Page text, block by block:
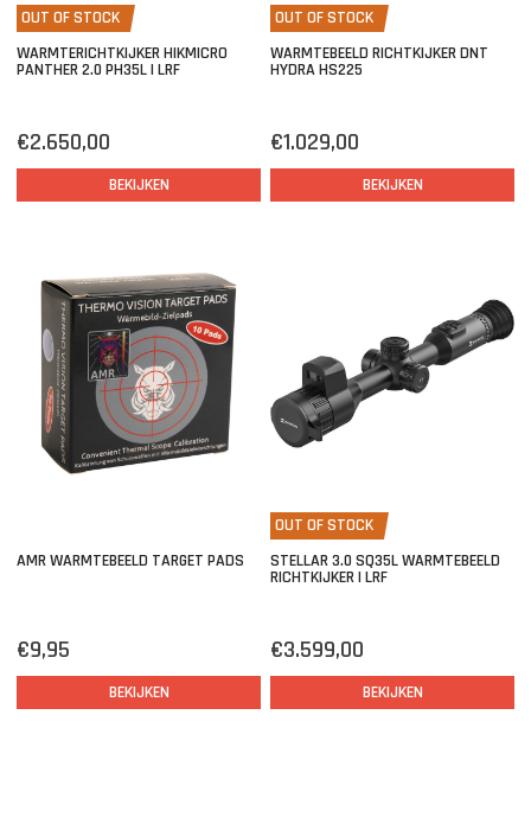
OUT OF STOCK
WARMTERICHTKIJKER HIKMICRO
PANTHER 2.0 PH35L | LRF
€2.650,00
BEKIJKEN
OUT OF STOCK
WARMTEBEELD RICHTKIJKER DNT
HYDRA HS225
€1.029,00
BEKIJKEN
AMR WARMTEBEELD TARGET PADS
€9,95
BEKIJKEN
OUT OF STOCK
STELLAR 3.0 SQ35L WARMTEBEELD
RICHTKIJKER | LRF
€3.599,00
BEKIJKEN